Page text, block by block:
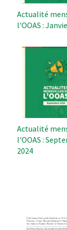
Actualité
l'OOAS :
Actualité
l'OOAS :
2024